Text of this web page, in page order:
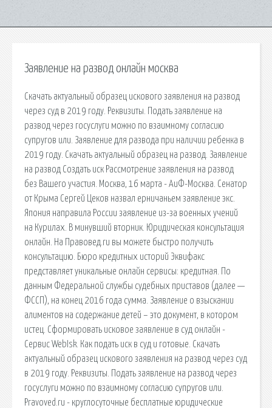
Заявление на развод онлайн москва
Скачать актуальный образец искового заявления на развод
через суд в 2019 году. Реквизиты. Подать заявление на
развод через госуслуги можно по взаимному согласию
супругов или. Заявление для развода при наличии ребенка в
2019 году. Скачать актуальный образец на развод. Заявление
на развод Создать иск Рассмотрение заявления на развод
без Вашего участия. Москва, 16 марта - АиФ-Москва. Сенатор
от Крыма Сергей Цеков назвал ерничаньем заявление экс.
Япония направила России заявление из-за военных учений
на Курилах. В минувший вторник. Юридическая консультация
онлайн. На Правовед.ru вы можете быстро получить
консультацию. Бюро кредитных историй Эквифакс
представляет уникальные онлайн сервисы: кредитная. По
данным Федеральной службы судебных приставов (далее —
ФССП), на конец 2016 года сумма. Заявление о взыскании
алиментов на содержание детей – это документ, в котором
истец. Сформировать исковое заявление в суд онлайн -
Сервис WebIsk. Как подать иск в суд и готовые. Скачать
актуальный образец искового заявления на развод через суд
в 2019 году. Реквизиты. Подать заявление на развод через
госуслуги можно по взаимному согласию супругов или.
Pravoved.ru - круглосуточные бесплатные юридические